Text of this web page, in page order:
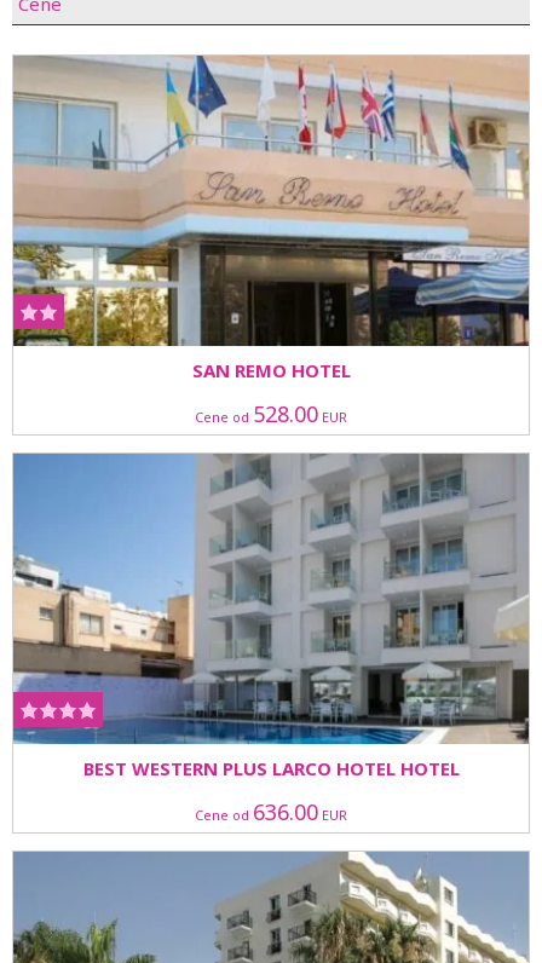
SAN REMO HOTEL
Cene od 528.00 EUR
BEST WESTERN PLUS LARCO HOTEL HOTEL
Cene od 636.00 EUR